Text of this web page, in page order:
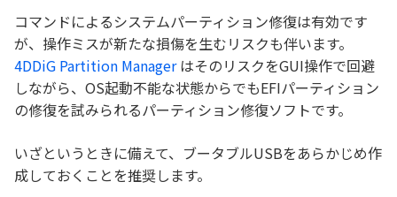
コマンドによるシステムパーティション修復は有効です
が、操作ミスが新たな損傷を生むリスクも伴います。
4DDiG Partition ManagerはそのリスクをGUI操作で回避
しながら、OS起動不能な状態からでもEFIパーティション
の修復を試みられるパーティション修復ソフトです。
いざというときに備えて、ブータブルUSBをあらかじめ作
成しておくことを推奨します。